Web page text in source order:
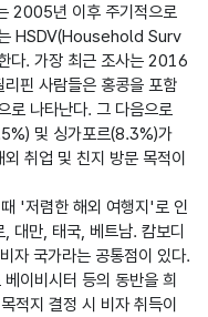
2005년 이후 주기적으로
는 HSDV(Household Surv
. 가장 최근 조사는 2016
핀 사람들은 홍콩을 포함
로 나타난다. 그 다음으로
및 싱가포르(8.3%)가
취업 및 친지 방문 목적이
'저렴한 해외 여행지'로 인
대만, 태국, 베트남. 캄보디
자 국가라는 공통점이 있다.
이비시터 등의 동반을 희
적지 결정 시 비자 취득이